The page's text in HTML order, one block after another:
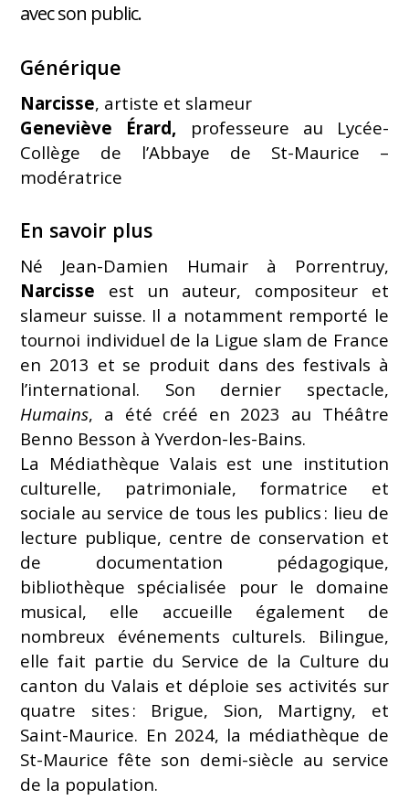
avec son public.
Générique
Narcisse, artiste et slameur
Geneviève Érard, professeure au Lycée-
Collège de l’Abbaye de St-Maurice –
modératrice
En savoir plus
Né Jean-Damien Humair à Porrentruy,
Narcisse est un auteur, compositeur et
slameur suisse. Il a notamment remporté le
tournoi individuel de la Ligue slam de France
en 2013 et se produit dans des festivals à
l’international. Son dernier spectacle,
Humains, a été créé en 2023 au Théâtre
Benno Besson à Yverdon-les-Bains.
La Médiathèque Valais est une institution
culturelle, patrimoniale, formatrice et
sociale au service de tous les publics : lieu de
lecture publique, centre de conservation et
de documentation pédagogique,
bibliothèque spécialisée pour le domaine
musical, elle accueille également de
nombreux événements culturels. Bilingue,
elle fait partie du Service de la Culture du
canton du Valais et déploie ses activités sur
quatre sites : Brigue, Sion, Martigny, et
Saint-Maurice. En 2024, la médiathèque de
St-Maurice fête son demi-siècle au service
de la population.